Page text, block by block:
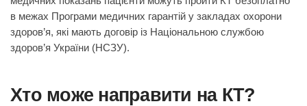
в межах Програми медичних гарантій у закладах охорони
здоров’я, які мають договір із Національною службою
здоров’я України (НСЗУ).
Хто може направити на КТ?